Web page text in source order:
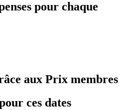
pour chaque
aux Prix membres
ces dates